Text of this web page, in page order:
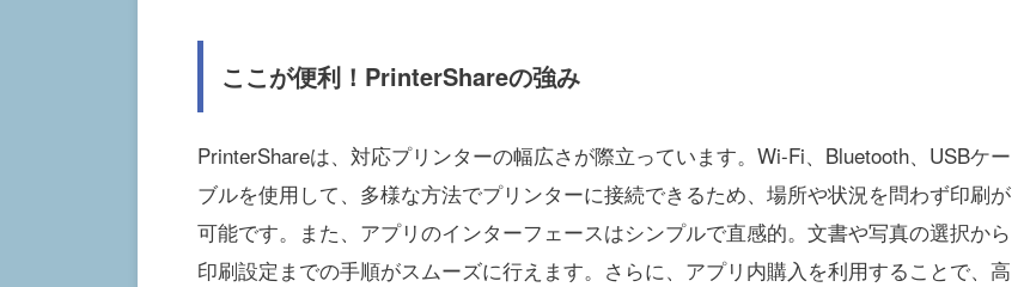
ここが便利！PrinterShareの強み
PrinterShareは、対応プリンターの幅広さが際立っています。Wi-Fi、Bluetooth、USBケー
ブルを使用して、多様な方法でプリンターに接続できるため、場所や状況を問わず印刷が
可能です。また、アプリのインターフェースはシンプルで直感的。文書や写真の選択から
印刷設定までの手順がスムーズに行えます。さらに、アプリ内購入を利用することで、高